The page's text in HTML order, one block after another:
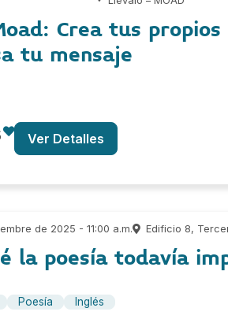
Crea tus
tu mensaje
Ver Detalles
de 2025 - 11:00 a.m. Edificio 8,
la poesía todavía
Poesía Inglés